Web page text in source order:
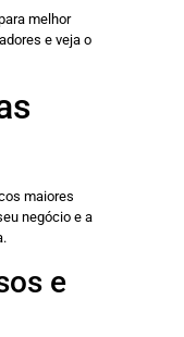
melhor
e veja o
maiores
negócio e a
e